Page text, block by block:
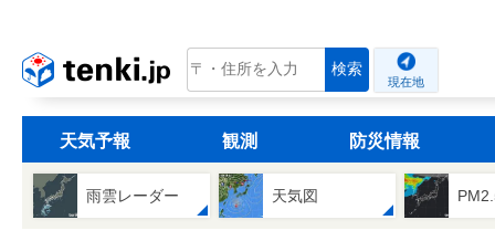
tenki.jp 検索
現在地
天気予報 観測 防災情報
雨雲レーダー 天気図